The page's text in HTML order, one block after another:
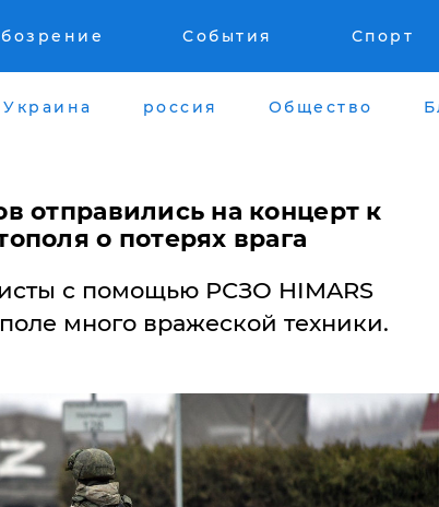
События Спорт
Украина россия Общество
отправились на концерт к
о потерях врага
с помощью РСЗО HIMARS
много вражеской техники.